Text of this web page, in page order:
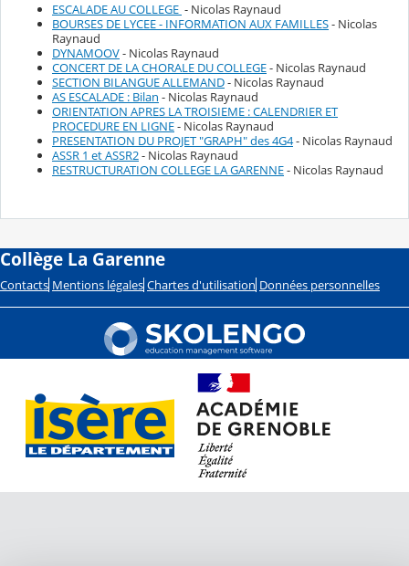
ESCALADE AU COLLEGE - Nicolas Raynaud
BOURSES DE LYCEE - INFORMATION AUX FAMILLES- Nicolas
Raynaud
DYNAMOOV- Nicolas Raynaud
CONCERT DE LA CHORALE DU COLLEGE- Nicolas Raynaud
SECTION BILANGUE ALLEMAND- Nicolas Raynaud
AS ESCALADE : Bilan - Nicolas Raynaud
ORIENTATION APRES LA TROISIEME : CALENDRIER ET
PROCEDURE EN LIGNE- Nicolas Raynaud
PRESENTATION DU PROJET "GRAPH" des 4G4- Nicolas Raynaud
ASSR 1 et ASSR2- Nicolas Raynaud
RESTRUCTURATION COLLEGE LA GARENNE- Nicolas Raynaud
Collège La Garenne
Contacts Mentions légales Chartes d'utilisation Données personnelles